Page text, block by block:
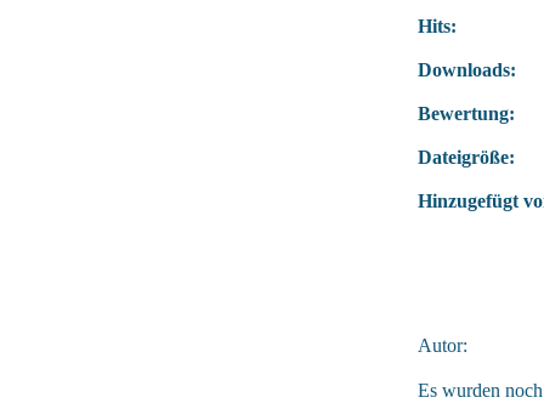
Hits:
Downloads:
Bewertung:
Dateigröße:
Hinzugefügt
Autor:
Es wurden